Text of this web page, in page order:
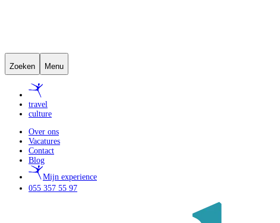
Zoeken Menu
travel
culture
Over ons
Vacatures
Contact
Blog
Mijn experience
055 357 55 97